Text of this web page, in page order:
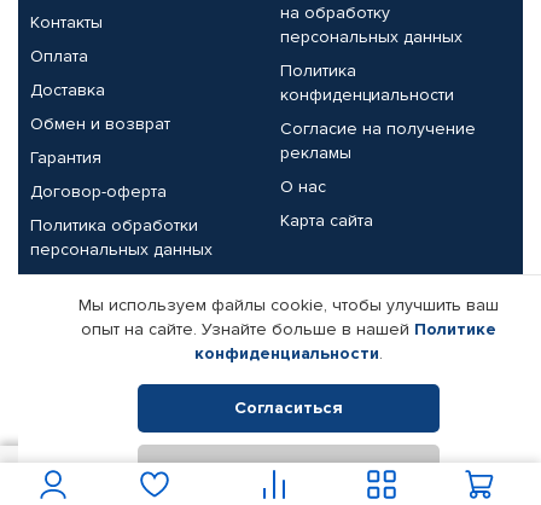
Контакты
Оплата
Доставка
Обмен и возврат
Гарантия
Договор-оферта
Политика обработки
персональных данных
на обработку
персональных данных
Политика
конфиденциальности
Согласие на получение
рекламы
О нас
Карта сайта
Партнерам
Корпоративным клиентам
Поставщикам
Реквизиты компании
© КАМАЗ ЦЕНТР ДОНЕЦК, 2015-2026. Все права защищены.
Интернет-магазин автомобильных товаров Автопрофи.
Мы используем файлы cookie, чтобы улучшить ваш
опыт на сайте. Узнайте больше в нашей Политике
конфиденциальности.
Согласиться
Отклонить
В корзину